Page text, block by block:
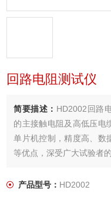
回路电阻测试仪
简要描述： HD2002回路
的主接触电阻及高低压电
单片机控制，精度高、数
等优点，深受广大试验者的
产品型号： HD2002